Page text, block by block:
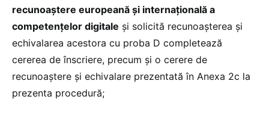
recunoaștere europeană și internațională a
competențelor digitale și solicită recunoașterea și
echivalarea acestora cu proba D completează
cererea de înscriere, precum și o cerere de
recunoaștere și echivalare prezentată în Anexa 2c la
prezenta procedură;